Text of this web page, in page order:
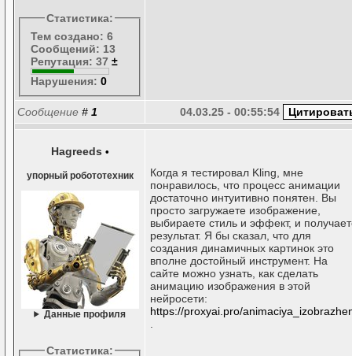
Статистика:
Тем создано: 6
Сообщений: 13
Репутация: 37 ±
Нарушения: 0
Сообщение # 1 04.03.25 - 00:55:54
Hagreeds •
упорный робототехник
Данные профиля
Статистика:
Когда я тестировал Kling, мне
понравилось, что процесс анимации
достаточно интуитивно понятен. Вы
просто загружаете изображение,
выбираете стиль и эффект, и
результат. Я бы сказал, что для
создания динамичных картинок это
вполне достойный инструмент. На
сайте можно узнать, как сделать
анимацию изображения в этой
нейросети:
https://proxyai.pro/